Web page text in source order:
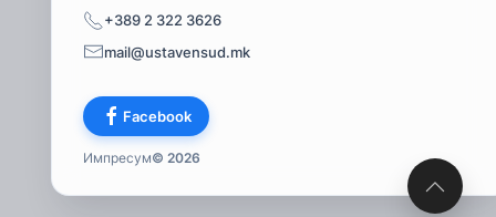
+389 2 322 3626
mail@ustavensud.mk
Facebook
Импресум© 2026